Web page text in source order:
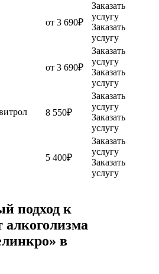
от 3 690₽
Заказать
услугу
Заказать
услугу
от 3 690₽
Заказать
услугу
Заказать
услугу
8 550₽
Заказать
услугу
Заказать
услугу
5 400₽
Заказать
услугу
Заказать
услугу
подход к
алкоголизма
в